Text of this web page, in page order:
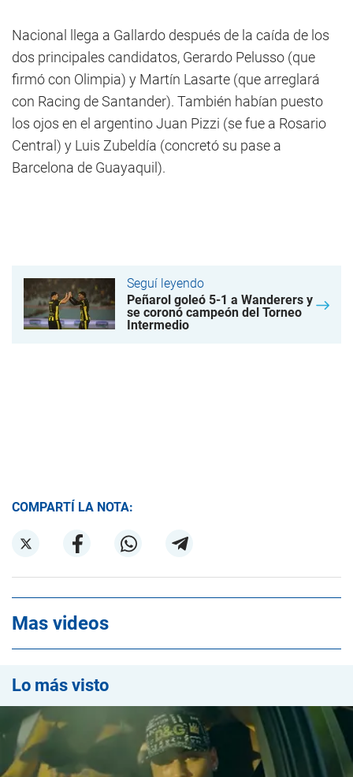
Nacional llega a Gallardo después de la caída de los
dos principales candidatos, Gerardo Pelusso (que
firmó con Olimpia) y Martín Lasarte (que arreglará
con Racing de Santander). También habían puesto
los ojos en el argentino Juan Pizzi (se fue a Rosario
Central) y Luis Zubeldía (concretó su pase a
Barcelona de Guayaquil).
Seguí leyendo
Peñarol goleó 5-1 a Wanderers y
se coronó campeón del Torneo
Intermedio
COMPARTÍ LA NOTA:
Mas videos
Lo más visto